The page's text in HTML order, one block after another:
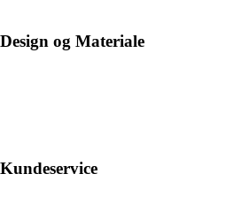
Design og Materiale
Kundeservice